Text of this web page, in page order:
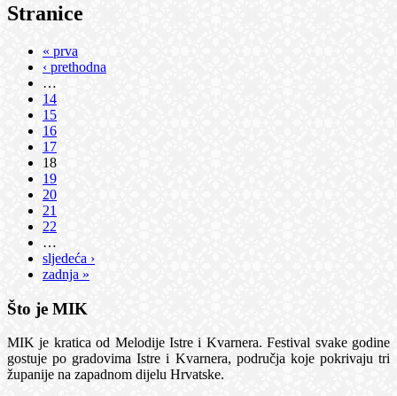
Stranice
« prva
‹ prethodna
…
14
15
16
17
18
19
20
21
22
…
sljedeća ›
zadnja »
Što je MIK
MIK je kratica od Melodije Istre i Kvarnera. Festival svake godine
gostuje po gradovima Istre i Kvarnera, područja koje pokrivaju tri
županije na zapadnom dijelu Hrvatske.